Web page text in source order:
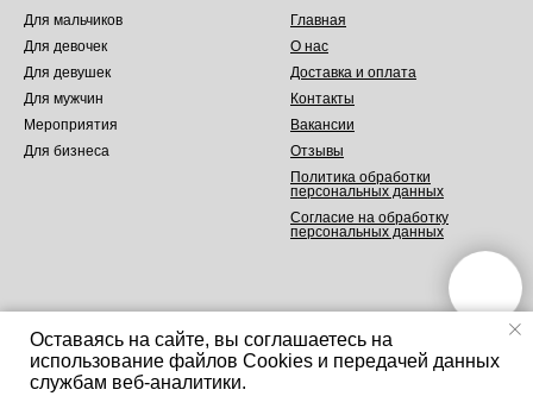
Оставаясь на сайте, вы соглашаетесь на
использование файлов Cookies и передачей данных
службам веб-аналитики.
Для мальчиков
Для девочек
Для девушек
Для мужчин
Мероприятия
Для бизнеса
Главная
О нас
Доставка и оплата
Контакты
Вакансии
Отзывы
Политика обработки
персональных данных
Согласие на обработку
персональных данных
Made on Tilda